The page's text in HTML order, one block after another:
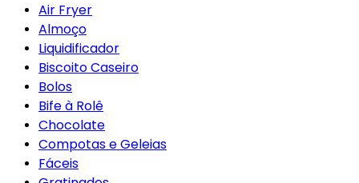
Air Fryer
Almoço
Liquidificador
Biscoito Caseiro
Bolos
Bife à Rolê
Chocolate
Compotas e Geleias
Fáceis